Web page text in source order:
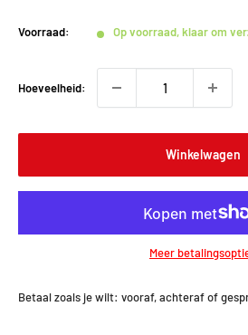
Voorraad: Op voorraad, klaar om
Hoeveelheid:
Winkelwagen
Meer
Betaal zoals je wilt: vooraf, achteraf of